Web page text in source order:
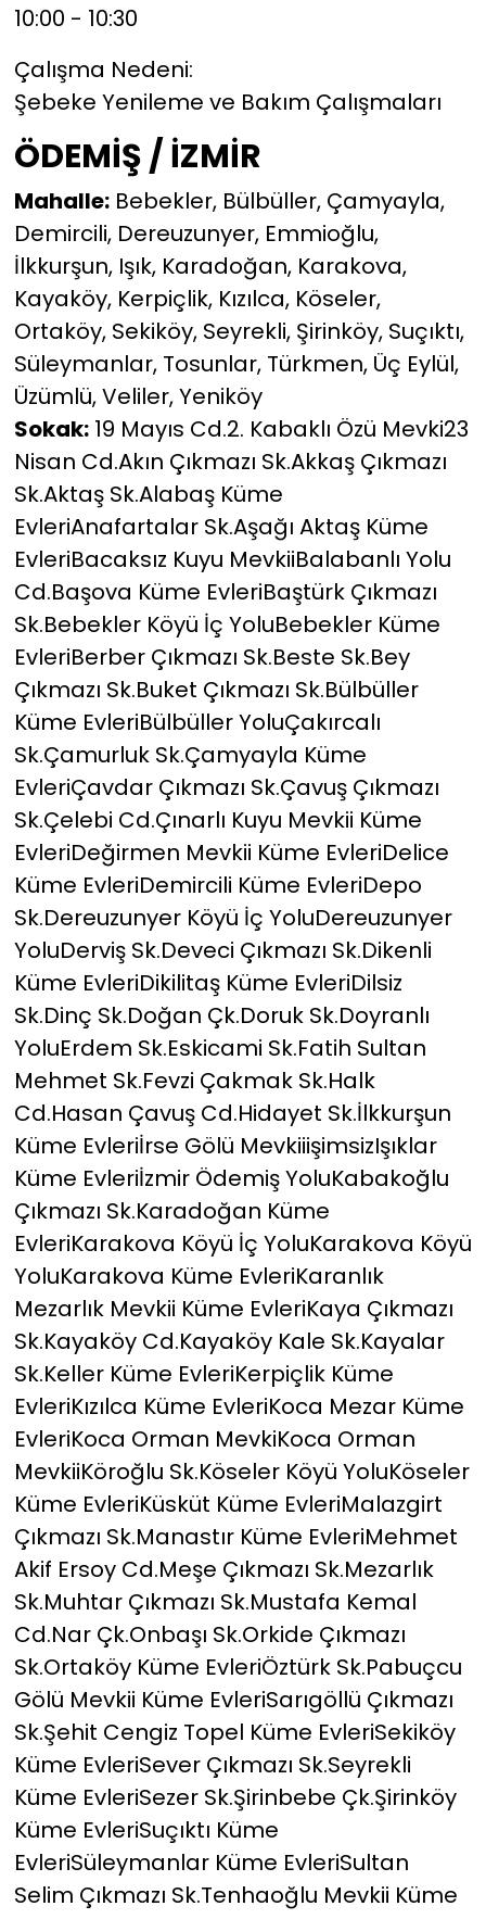
10:00 - 10:30
Çalışma Nedeni:
Şebeke Yenileme ve Bakım Çalışmaları
ÖDEMİŞ / İZMİR
Mahalle:Bebekler, Bülbüller, Çamyayla,
Demircili, Dereuzunyer, Emmioğlu,
İlkkurşun, Işık, Karadoğan, Karakova,
Kayaköy, Kerpiçlik, Kızılca, Köseler,
Ortaköy, Sekiköy, Seyrekli, Şirinköy, Suçıktı,
Süleymanlar, Tosunlar, Türkmen, Üç Eylül,
Üzümlü, Veliler, Yeniköy
Sokak:19 Mayıs Cd.2. Kabaklı Özü Mevki23
Nisan Cd.Akın Çıkmazı Sk.Akkaş Çıkmazı
Sk.Aktaş Sk.Alabaş Küme
EvleriAnafartalar Sk.Aşağı Aktaş Küme
EvleriBacaksız Kuyu MevkiiBalabanlı Yolu
Cd.Başova Küme EvleriBaştürk Çıkmazı
Sk.Bebekler Köyü İç YoluBebekler Küme
EvleriBerber Çıkmazı Sk.Beste Sk.Bey
Çıkmazı Sk.Buket Çıkmazı Sk.Bülbüller
Küme EvleriBülbüller YoluÇakırcalı
Sk.Çamurluk Sk.Çamyayla Küme
EvleriÇavdar Çıkmazı Sk.Çavuş Çıkmazı
Sk.Çelebi Cd.Çınarlı Kuyu Mevkii Küme
EvleriDeğirmen Mevkii Küme EvleriDelice
Küme EvleriDemircili Küme EvleriDepo
Sk.Dereuzunyer Köyü İç YoluDereuzunyer
YoluDerviş Sk.Deveci Çıkmazı Sk.Dikenli
Küme EvleriDikilitaş Küme EvleriDilsiz
Sk.Dinç Sk.Doğan Çk.Doruk Sk.Doyranlı
YoluErdem Sk.Eskicami Sk.Fatih Sultan
Mehmet Sk.Fevzi Çakmak Sk.Halk
Cd.Hasan Çavuş Cd.Hidayet Sk.İlkkurşun
Küme Evleriİrse Gölü MevkiiişimsizIşıklar
Küme Evleriİzmir Ödemiş YoluKabakoğlu
Çıkmazı Sk.Karadoğan Küme
EvleriKarakova Köyü İç YoluKarakova Köyü
YoluKarakova Küme EvleriKaranlık
Mezarlık Mevkii Küme EvleriKaya Çıkmazı
Sk.Kayaköy Cd.Kayaköy Kale Sk.Kayalar
Sk.Keller Küme EvleriKerpiçlik Küme
EvleriKızılca Küme EvleriKoca Mezar Küme
EvleriKoca Orman MevkiKoca Orman
MevkiiKöroğlu Sk.Köseler Köyü YoluKöseler
Küme EvleriKüsküt Küme EvleriMalazgirt
Çıkmazı Sk.Manastır Küme EvleriMehmet
Akif Ersoy Cd.Meşe Çıkmazı Sk.Mezarlık
Sk.Muhtar Çıkmazı Sk.Mustafa Kemal
Cd.Nar Çk.Onbaşı Sk.Orkide Çıkmazı
Sk.Ortaköy Küme EvleriÖztürk Sk.Pabuçcu
Gölü Mevkii Küme EvleriSarıgöllü Çıkmazı
Sk.Şehit Cengiz Topel Küme EvleriSekiköy
Küme EvleriSever Çıkmazı Sk.Seyrekli
Küme EvleriSezer Sk.Şirinbebe Çk.Şirinköy
Küme EvleriSuçıktı Küme
EvleriSüleymanlar Küme EvleriSultan
Selim Çıkmazı Sk.Tenhaoğlu Mevkii Küme